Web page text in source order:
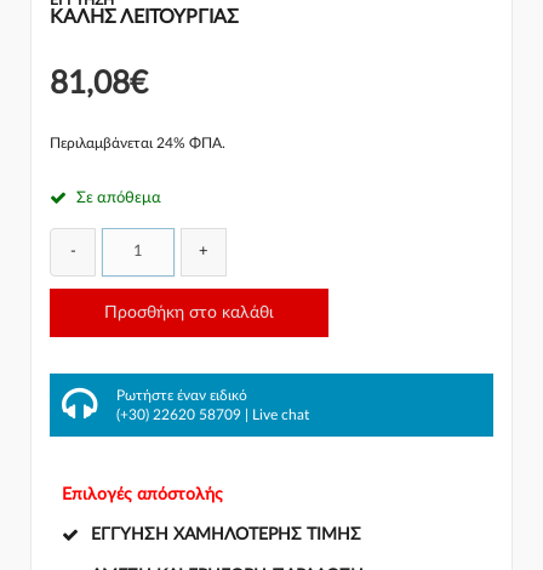
ΚΑΛΗΣ ΛΕΙΤΟΥΡΓΙΑΣ
81,08€
Περιλαμβάνεται 24% ΦΠΑ.
Σε απόθεμα
- +
Προσθήκη στο καλάθι
Ρωτήστε έναν ειδικό
(+30) 22620 58709
Live chat
Επιλογές απόστολής
ΕΓΓΎΗΣΗ ΧΑΜΗΛΌΤΕΡΗΣ ΤΙΜΉΣ